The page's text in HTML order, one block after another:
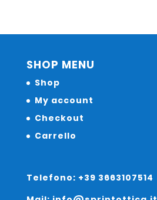
SHOP MENU
Shop
My account
Checkout
Carrello
Telefono: +39 3663107514